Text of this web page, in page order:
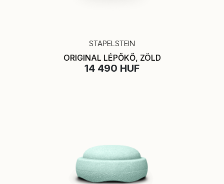
STAPELSTEIN
ORIGINAL LÉPŐKŐ, ZÖLD
14 490 HUF